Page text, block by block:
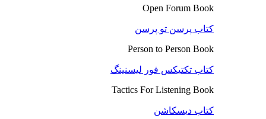
Open Forum Book
کتاب پرسن تو پرسن
Person to Person Book
کتاب تکتیکس فور لیسنینگ
Tactics For Listening Book
کتاب دیسکاشن